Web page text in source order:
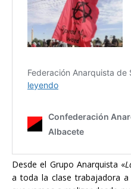
Desde el Grupo Anarquista «
a toda la clase trabajadora